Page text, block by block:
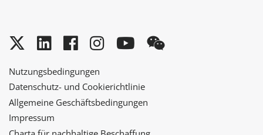
Twitter
LinkedInFacebook
Instagram
YouTube
Nutzungsbedingungen
Datenschutz- und Cookierichtlinie
Allgemeine Geschäftsbedingungen
Impressum